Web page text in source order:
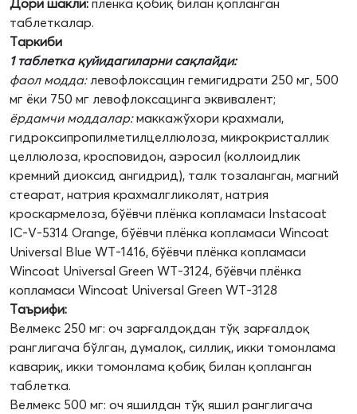
Дори шакли: плёнка қобиқ билан қопланган
таблеткалар.
Таркиби
1 таблетка қуйидагиларни сақлайди:
фаол модда:левофлоксацин гемигидрати 250 мг, 500
мг ёки 750 мг левофлоксацинга эквивалент;
ёрдамчи моддалар:маккажўхори крахмали,
гидроксипропилметилцеллюлоза, микрокристаллик
целлюлоза, кросповидон, аэросил (коллоидлик
кремний диоксид ангидрид), талк тозаланган, магний
стеарат, натрия крахмалгликолят, натрия
кроскармелоза, бўёвчи плёнка копламаси Instacoat
IC-V-5314 Orange, бўёвчи плёнка копламаси Wincoat
Universal Blue WT-1416, бўёвчи плёнка копламаси
Wincoat Universal Green WT-3124, бўёвчи плёнка
копламаси Wincoat Universal Green WT-3128
Таърифи:
Велмекс 250 мг: оч зарғалдоқдан тўқ зарғалдоқ
ранглигача бўлган, думалоқ, силлиқ, икки томонлама
кавариқ, икки томонлама қобиқ билан қопланган
таблетка.
Велмекс 500 мг: оч яшилдан тўқ яшил ранглигача